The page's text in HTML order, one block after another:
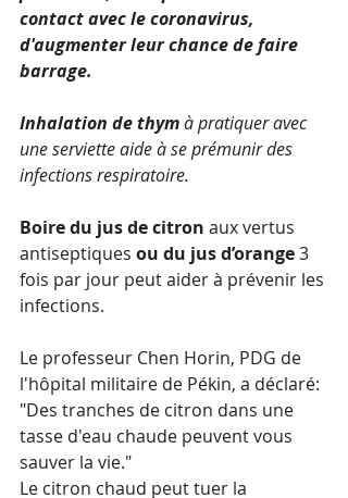
contact avec le coronavirus,
d'augmenter leur chance de faire
barrage.
Inhalation de thym à pratiquer avec
une serviette aide à se prémunir des
infections respiratoire.
Boire du jus de citron aux vertus
antiseptiques ou du jus d’orange 3
fois par jour peut aider à prévenir les
infections.
Le professeur Chen Horin, PDG de
l'hôpital militaire de Pékin, a déclaré:
"Des tranches de citron dans une
tasse d'eau chaude peuvent vous
sauver la vie."
Le citron chaud peut tuer la